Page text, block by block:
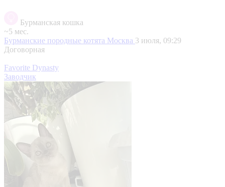
Бурманская кошка
~5 мес.
Бурманские породные котята Москва 3 июля, 09:29
Договорная
Favorite Dynasty
Заводчик